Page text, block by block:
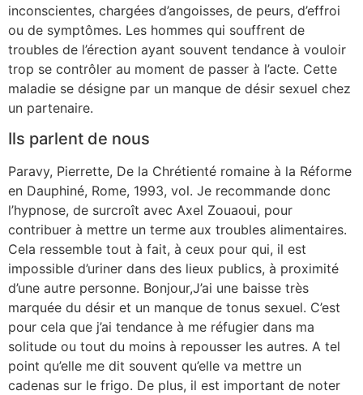
inconscientes, chargées d’angoisses, de peurs, d’effroi
ou de symptômes. Les hommes qui souffrent de
troubles de l’érection ayant souvent tendance à vouloir
trop se contrôler au moment de passer à l’acte. Cette
maladie se désigne par un manque de désir sexuel chez
un partenaire.
Ils parlent de nous
Paravy, Pierrette, De la Chrétienté romaine à la Réforme
en Dauphiné, Rome, 1993, vol. Je recommande donc
l’hypnose, de surcroît avec Axel Zouaoui, pour
contribuer à mettre un terme aux troubles alimentaires.
Cela ressemble tout à fait, à ceux pour qui, il est
impossible d’uriner dans des lieux publics, à proximité
d’une autre personne. Bonjour,J’ai une baisse très
marquée du désir et un manque de tonus sexuel. C’est
pour cela que j’ai tendance à me réfugier dans ma
solitude ou tout du moins à repousser les autres. A tel
point qu’elle me dit souvent qu’elle va mettre un
cadenas sur le frigo. De plus, il est important de noter